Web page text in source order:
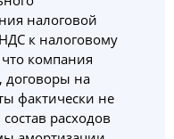
налоговой
к налоговому
компания
договоры на
фактически не
расходов